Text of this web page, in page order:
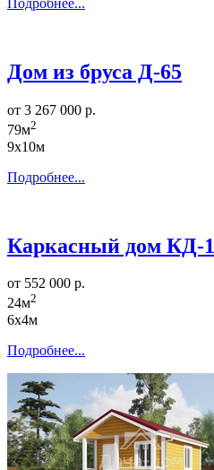
Подробнее...
Дом из бруса Д-65
от 3 267 000 р.
79м2
9х10м
Подробнее...
Каркасный дом КД-1
от 552 000 р.
24м2
6х4м
Подробнее...